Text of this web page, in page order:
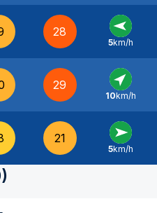
28
E -
5km/h
29
SO -
10km/h
21
O -
5km/h
)